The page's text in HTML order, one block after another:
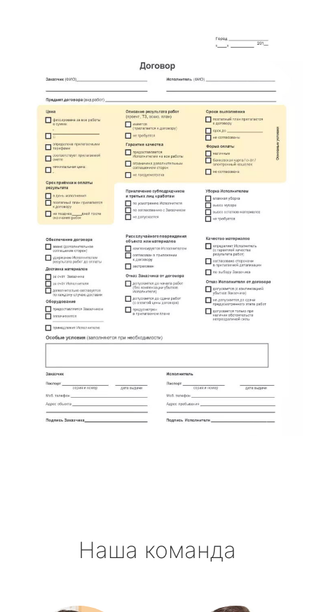
Наша команда